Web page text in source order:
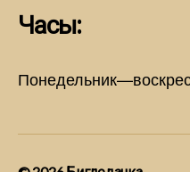
Часы: